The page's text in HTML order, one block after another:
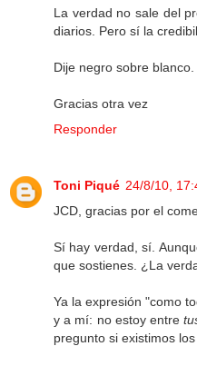
La verdad no sale del
diarios. Pero sí la
Dije negro sobre
Gracias otra vez
Responder
Toni Piqué 24/8/10,
JCD, gracias por el
Sí hay verdad, sí.
que sostienes. ¿La
Ya la expresión "como
y a mí: no estoy entre
pregunto si existimos